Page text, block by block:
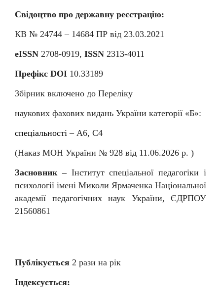
Свідоцтво про державну реєстрацію:
КВ № 24744 – 14684 ПР від 23.03.2021
eISSN 2708-0919, ISSN 2313-4011
Префікс DOI 10.33189
Збірник включено до Переліку
наукових фахових видань України категорії «Б»:
спеціальності–А6, С4
(Наказ МОН України № 928 від 11 .06.2026 р. )
Засновник – Інститут спеціальної педагогіки і
психології імені Миколи Ярмаченка Національної
академії педагогічних наук України, ЄДРПОУ
21560861
Публікується 2 рази на рік
Індексується: